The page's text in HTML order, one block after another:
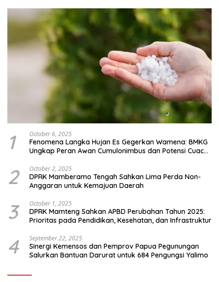
1 October 6, 2025
Fenomena Langka Hujan Es Gegerkan Wamena: BMKG
Ungkap Peran Awan Cumulonimbus dan Potensi Cuaca
2 October 2, 2025
DPRK Mamberamo Tengah Sahkan Lima Perda Non-
Anggaran untuk Kemajuan Daerah
3 October 1, 2025
DPRK Mamteng Sahkan APBD Perubahan Tahun 2025:
Prioritas pada Pendidikan, Kesehatan, dan Infrastruktur
4 September 22, 2025
Sinergi Kemensos dan Pemprov Papua Pegunungan
Salurkan Bantuan Darurat untuk 684 Pengungsi Yalimo